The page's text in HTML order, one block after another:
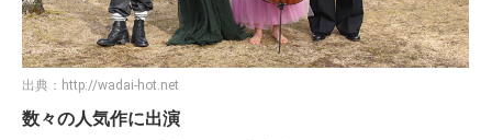
出典： http://wadai-hot.net
数々の人気作に出演